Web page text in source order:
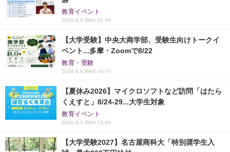
教育イベント
2026.8.5 Wed 22:45
【大学受験】中央大商学部、受験生向けトークイ
ベント...多摩・Zoomで8/22
教育・受験
2026.8.5 Wed 16:15
【夏休み2026】マイクロソフトなど訪問「はたら
くえすと」8/24-29...大学生対象
教育イベント
2026.8.5 Wed 15:45
【大学受験2027】名古屋商科大「特別奨学生入